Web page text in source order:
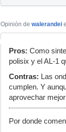
Opinión de walerandei
Pros: Como
polisix y el AL-1
Contras: Las
cumplen. Y
aprovechar
Por donde